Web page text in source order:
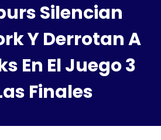
Silencian
Y Derrotan A
En El Juego 3
Finales